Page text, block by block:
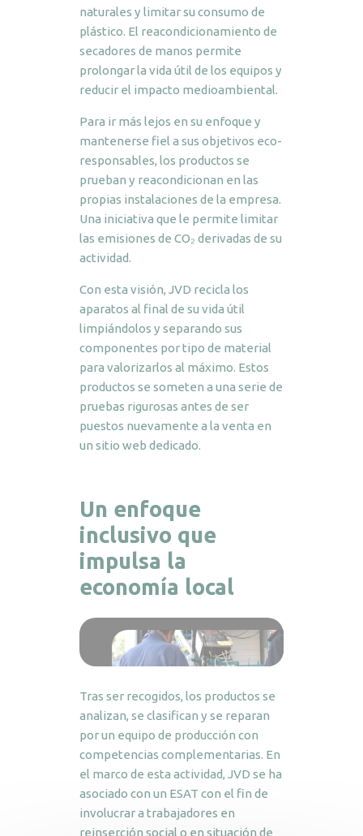
naturales y limitar su consumo de
plástico. El reacondicionamiento de
secadores de manos permite
prolongar la vida útil de los equipos y
reducir el impacto medioambiental.
Para ir más lejos en su enfoque y
mantenerse fiel a sus objetivos eco-
responsables, los productos se
prueban y reacondicionan en las
propias instalaciones de la empresa.
Una iniciativa que le permite limitar
las emisiones de CO₂ derivadas de su
actividad.
Con esta visión, JVD recicla los
aparatos al final de su vida útil
limpiándolos y separando sus
componentes por tipo de material
para valorizarlos al máximo. Estos
productos se someten a una serie de
pruebas rigurosas antes de ser
puestos nuevamente a la venta en
un sitio web dedicado.
Un enfoque
inclusivo que
impulsa la
economía local
Tras ser recogidos, los productos se
analizan, se clasifican y se reparan
por un equipo de producción con
competencias complementarias. En
el marco de esta actividad, JVD se ha
asociado con un ESAT con el fin de
involucrar a trabajadores en
reinserción social o en situación de